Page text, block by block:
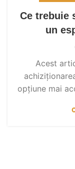
Ce trebuie
un
Acest
opțiune mai